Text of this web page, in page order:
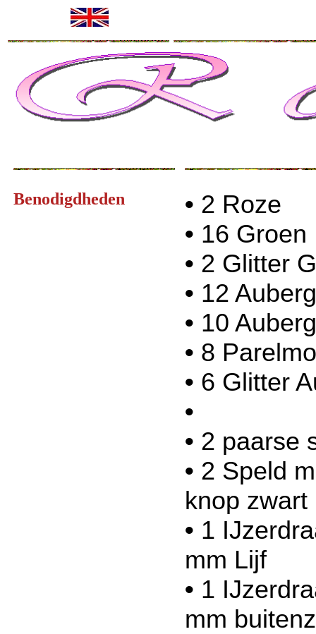
Benodigdheden • 2 Roze
• 16 Groen
• 2 Glitter
• 12
• 10
• 8
• 6 Glitter
•
• 2 paarse
• 2 Speld
knop zwart
• 1
mm Lijf
• 1
mm